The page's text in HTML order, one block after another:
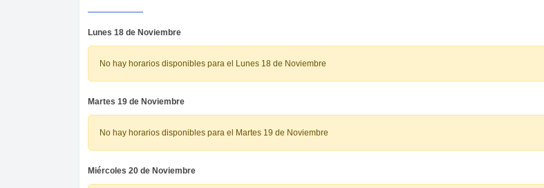
Lunes 18 de Noviembre
No hay horarios disponibles para el Lunes 18 de Noviembre
Martes 19 de Noviembre
No hay horarios disponibles para el Martes 19 de Noviembre
Miércoles 20 de Noviembre